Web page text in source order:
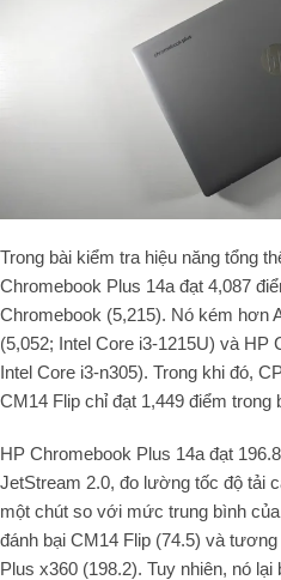
Trong bài kiểm tra hiệu năng tổng
Chromebook Plus 14a đạt 4,087
Chromebook (5,215). Nó kém hơn
(5,052; Intel Core i3-1215U) và HP
Intel Core i3-n305). Trong khi đó,
CM14 Flip chỉ đạt 1,449 điểm trong
HP Chromebook Plus 14a đạt
JetStream 2.0, đo lường tốc độ tải
một chút so với mức trung bình
đánh bại CM14 Flip (74.5) và
Plus x360 (198.2). Tuy nhiên, nó